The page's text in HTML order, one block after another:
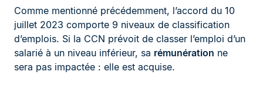
Comme mentionné précédemment, l’accord du 10
juillet 2023 comporte 9 niveaux de classification
d’emplois. Si la CCN prévoit de classer l’emploi d’un
salarié à un niveau inférieur, sa rémunération ne
sera pas impactée : elle est acquise.